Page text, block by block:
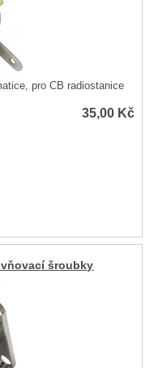
pro CB radiostanice
35,00 Kč
šroubky